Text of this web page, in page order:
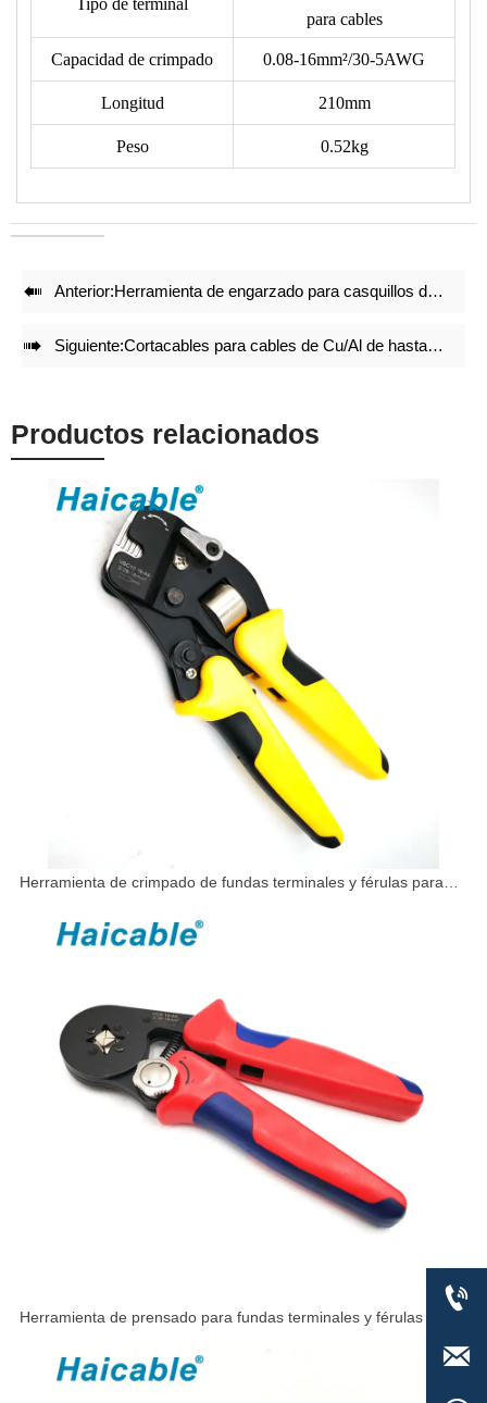
para cables
Capacidad de crimpado 0.08-16mm²/30-5AWG
Longitud 210mm
Peso 0.52kg
• Reduce el 50% de energía al crimpar.
integral con mecanismo de liberación automática garantizan
un efecto de crimpado de alta calidad tras crimpar
• La estructura ligera y compacta mantiene el efecto de
crimpado.
 Anterior:Herramienta de engarzado para casquillos de terminal de cable y punteras de alambre LXC8 16-4
 Siguiente:Cortacables para cables de Cu/Al de hasta 30 mm² HS-206
Productos relacionados
Herramienta de crimpado de fundas terminales y férulas para
Herramienta de prensado para fundas terminales y férulas de

